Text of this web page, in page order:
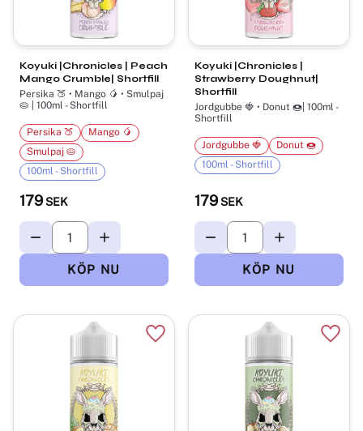
Koyuki |Chronicles | Peach
Mango Crumble| Shortfill
Persika 🍑 • Mango 🥭 • Smulpaj
🥧 | 100ml - Shortfill
179 SEK
Persika 🍑
Mango 🥭
Smulpaj 🥧
100ml - Shortfill
Koyuki |Chronicles |
Strawberry Doughnut|
Shortfill
Jordgubbe 🍓 • Donut 🍩| 100ml -
Shortfill
179 SEK
Jordgubbe 🍓
Donut 🍩
100ml - Shortfill
Lägg till i favoriter